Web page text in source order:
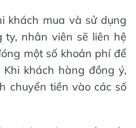
khách mua và sử dụng
ty, nhân viên sẽ liên hệ
một số khoản phí để
Khi khách hàng đồng ý,
chuyển tiền vào các số